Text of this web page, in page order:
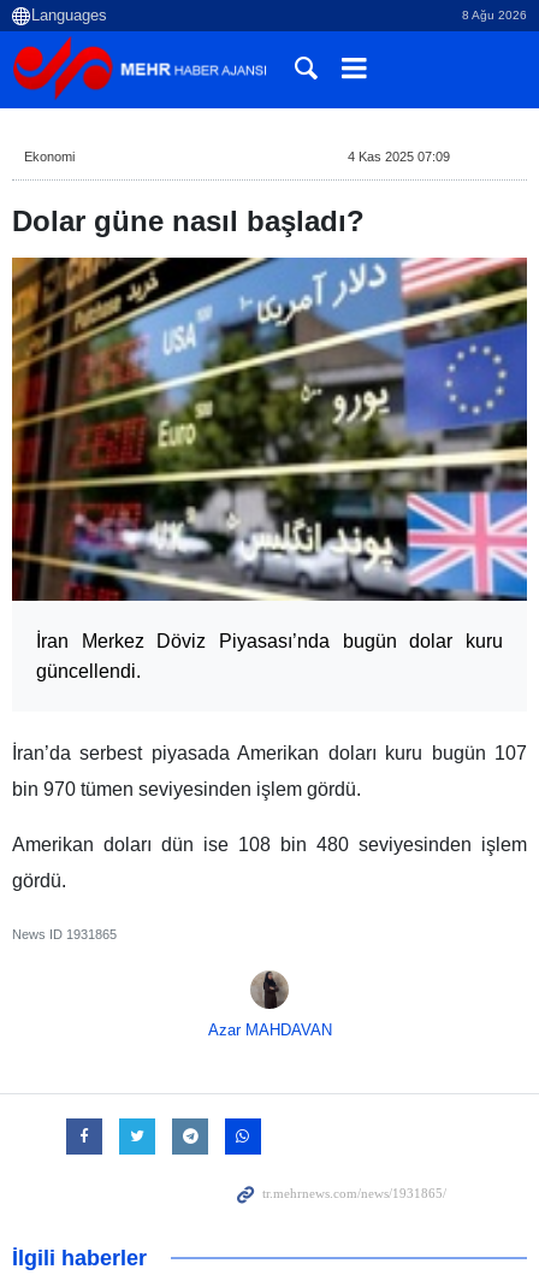
8 Ağu 2026
Ekonomi 4 Kas 2025 07:09
Dolar güne nasıl başladı?
İran Merkez Döviz Piyasası’nda bugün dolar kuru
güncellendi.
İran’da serbest piyasada Amerikan doları kuru bugün 107
bin 970 tümen seviyesinden işlem gördü.
Amerikan doları dün ise 108 bin 480 seviyesinden işlem
gördü.
News ID 1931865
Azar MAHDAVAN
İlgili haberler